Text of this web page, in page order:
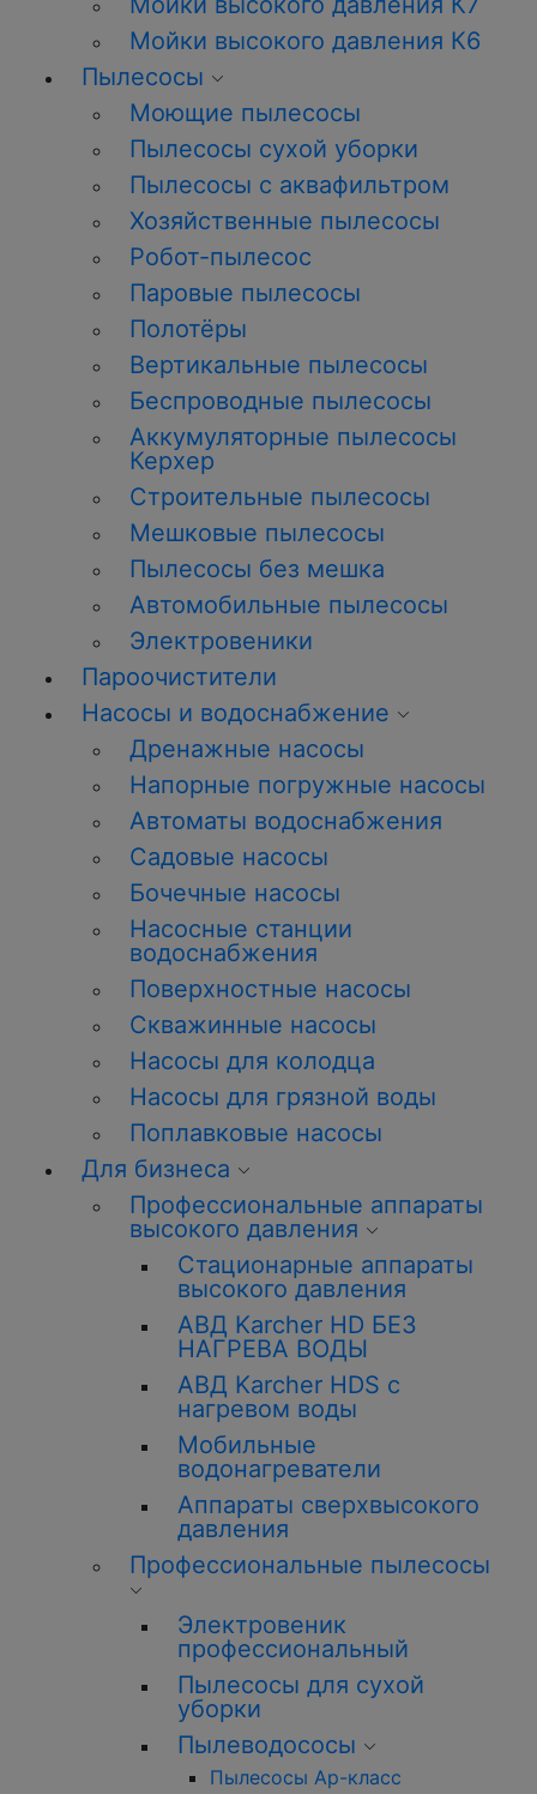
Мойки высокого давления К6
Пылесосы
Моющие пылесосы
Пылесосы сухой уборки
Пылесосы с аквафильтром
Хозяйственные пылесосы
Робот-пылесос
Паровые пылесосы
Полотёры
Вертикальные пылесосы
Беспроводные пылесосы
Аккумуляторные пылесосы
Керхер
Строительные пылесосы
Мешковые пылесосы
Пылесосы без мешка
Автомобильные пылесосы
Электровеники
Пароочистители
Насосы и водоснабжение
Дренажные насосы
Напорные погружные насосы
Автоматы водоснабжения
Садовые насосы
Бочечные насосы
Насосные станции
водоснабжения
Поверхностные насосы
Скважинные насосы
Насосы для колодца
Насосы для грязной воды
Поплавковые насосы
Для бизнеса
Профессиональные аппараты
высокого давления
Стационарные аппараты
высокого давления
АВД Karcher HD БЕЗ
НАГРЕВА ВОДЫ
АВД Karcher HDS с
нагревом воды
Мобильные
водонагреватели
Аппараты сверхвысокого
давления
Профессиональные пылесосы
Электровеник
профессиональный
Пылесосы для сухой
уборки
Пылеводососы
Пылесосы Ар-класс